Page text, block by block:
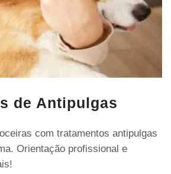
de Antipulgas
com tratamentos antipulgas
Orientação profissional e